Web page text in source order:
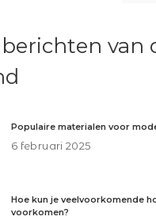
van
Populaire materialen voor
6 februari 2025
Hoe kun je veelvoorkomende
voorkomen?